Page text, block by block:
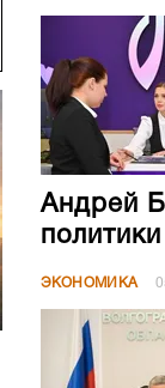
Андрей
ЭКОНОМИКА